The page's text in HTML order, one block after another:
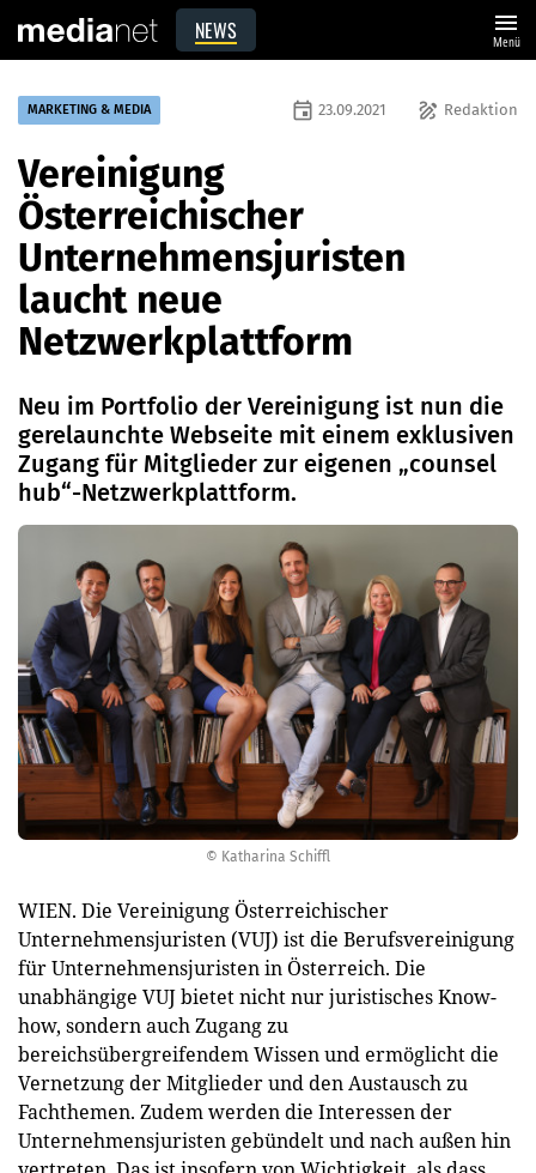
NEWS menu
Menü
© Katharina Schiffl
MARKETING & MEDIA draw Redaktion
event 23.09.2021
Vereinigung
Österreichischer
Unternehmensjuristen
laucht neue
Netzwerkplattform
Neu im Portfolio der Vereinigung ist nun die
gerelaunchte Webseite mit einem exklusiven
Zugang für Mitglieder zur eigenen „counsel
hub“-Netzwerkplattform.
WIEN. Die Vereinigung Österreichischer
Unternehmensjuristen (VUJ) ist die Berufsvereinigung
für Unternehmensjuristen in Österreich. Die
unabhängige VUJ bietet nicht nur juristisches Know-
how, sondern auch Zugang zu
bereichsübergreifendem Wissen und ermöglicht die
Vernetzung der Mitglieder und den Austausch zu
Fachthemen. Zudem werden die Interessen der
Unternehmensjuristen gebündelt und nach außen hin